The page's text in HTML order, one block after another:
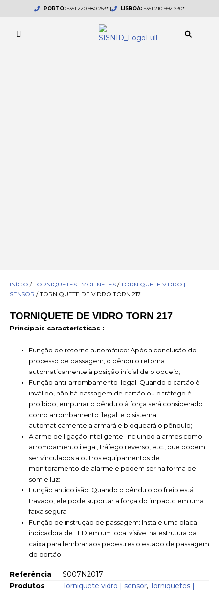
PORTO: +351 220 980 253* | LISBOA:+351 210 992 230*
INÍCIO /TORNIQUETES | MOLINETES /TORNIQUETE VIDRO |
SENSOR / TORNIQUETE DE VIDRO TORN 217
TORNIQUETE DE VIDRO TORN 217
Principais características：
Função de retorno automático: Após a conclusão do
processo de passagem, o pêndulo retorna
automaticamente à posição inicial de bloqueio;
Função anti-arrombamento ilegal: Quando o cartão é
inválido, não há passagem de cartão ou o tráfego é
proibido, empurrar o pêndulo à força será considerado
como arrombamento ilegal, e o sistema
automaticamente alarmará e bloqueará o pêndulo;
Alarme de ligação inteligente: incluindo alarmes como
arrombamento ilegal, tráfego reverso, etc., que podem
ser vinculados a outros equipamentos de
monitoramento de alarme e podem ser na forma de
som e luz;
Função anticolisão: Quando o pêndulo do freio está
travado, ele pode suportar a força do impacto em uma
faixa segura;
Função de instrução de passagem: Instale uma placa
indicadora de LED em um local visível na estrutura da
caixa para lembrar aos pedestres o estado de passagem
do portão.
Referência
S007N2017
Produtos
Torniquete vidro | sensor, Torniquetes |